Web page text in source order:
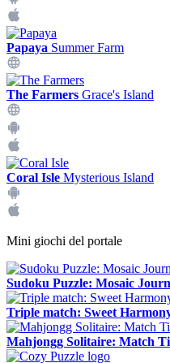
Papaya Summer Farm
The Farmers Grace's Island
Coral Isle Mysterious Island
Mini giochi del portale
Sudoku Puzzle: Mosaic
Triple match: Sweet
Mahjongg Solitaire: Match